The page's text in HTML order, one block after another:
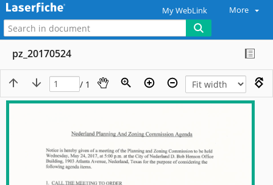
My WebLink More
pz_20170524
/ 1